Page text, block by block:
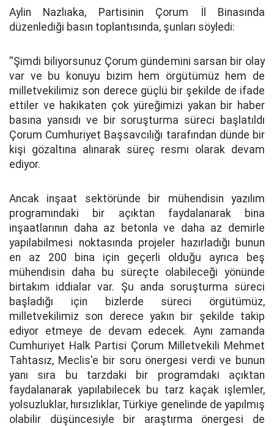
Aylin Nazlıaka, Partisinin Çorum İl Binasında
düzenlediği basın toplantısında, şunları söyledi:
''Şimdi biliyorsunuz Çorum gündemini sarsan bir olay
var ve bu konuyu bizim hem örgütümüz hem de
milletvekilimiz son derece güçlü bir şekilde de ifade
ettiler ve hakikaten çok yüreğimizi yakan bir haber
basına yansıdı ve bir soruşturma süreci başlatıldı
Çorum Cumhuriyet Başsavcılığı tarafından dünde bir
kişi gözaltına alınarak süreç resmi olarak devam
ediyor.
Ancak inşaat sektöründe bir mühendisin yazılım
programındaki bir açıktan faydalanarak bina
inşaatlarının daha az betonla ve daha az demirle
yapılabilmesi noktasında projeler hazırladığı bunun
en az 200 bina için geçerli olduğu ayrıca beş
mühendisin daha bu süreçte olabileceği yönünde
birtakım iddialar var. Şu anda soruşturma süreci
başladığı için bizlerde süreci örgütümüz,
milletvekilimiz son derece yakın bir şekilde takip
ediyor etmeye de devam edecek. Aynı zamanda
Cumhuriyet Halk Partisi Çorum Milletvekili Mehmet
Tahtasız, Meclis'e bir soru önergesi verdi ve bunun
yanı sıra bu tarzdaki bir programdaki açıktan
faydalanarak yapılabilecek bu tarz kaçak işlemler,
yolsuzluklar, hırsızlıklar, Türkiye genelinde de yapılmış
olabilir düşüncesiyle bir araştırma önergesi de